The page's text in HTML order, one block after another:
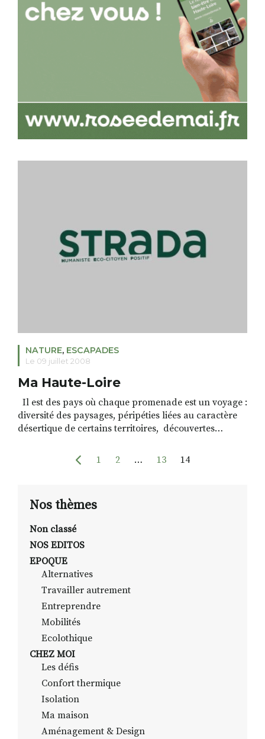
NATURE, ESCAPADES
Le 09 juillet 2008
Ma Haute-Loire
Il est des pays où chaque promenade est un voyage :
diversité des paysages, péripéties liées au caractère
désertique de certains territoires, découvertes
gastronomiques, cheminement spirituel dans les lieux
sacrés, rencontres …La Haute-Loire est un de ces
1 2 … 13 14
Nos thèmes
Non classé
NOS EDITOS
EPOQUE
Alternatives
Travailler autrement
Entreprendre
Mobilités
Ecolothique
CHEZ MOI
Les défis
Confort thermique
Isolation
Ma maison
Aménagement & Design